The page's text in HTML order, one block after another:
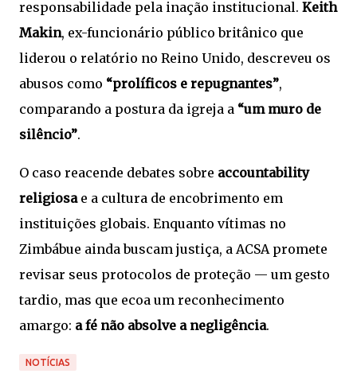
responsabilidade pela inação institucional. Keith
Makin, ex-funcionário público britânico que
liderou o relatório no Reino Unido, descreveu os
abusos como “prolíficos e repugnantes”,
comparando a postura da igreja a “um muro de
silêncio”.
O caso reacende debates sobre accountability
religiosae a cultura de encobrimento em
instituições globais. Enquanto vítimas no
Zimbábue ainda buscam justiça, a ACSA promete
revisar seus protocolos de proteção — um gesto
tardio, mas que ecoa um reconhecimento
amargo: a fé não absolve a negligência.
NOTÍCIAS